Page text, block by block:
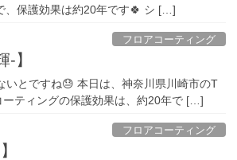
、保護効果は約20年です🍀 シ […]
フロアコーティング
】
いとですね😓 本日は、神奈川県川崎市のT
ティングの保護効果は、約20年で […]
フロアコーティング